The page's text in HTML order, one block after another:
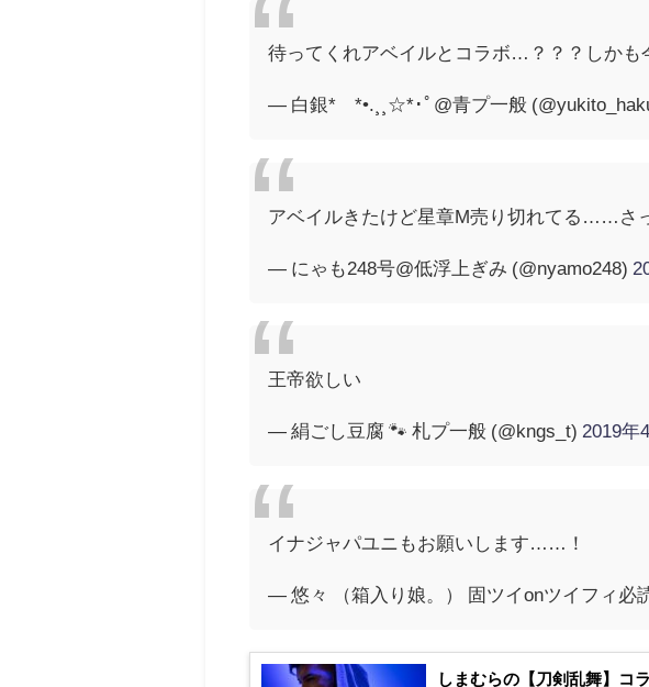
待ってくれアベイルとコラボ…？？？しか
— 白銀*¨*•.¸¸☆*･ﾟ@青プ一般
アベイルきたけど星章M売り切れてる……さ
— にゃも248号@低浮上ぎみ (@nyamo248)
王帝欲しい
— 絹ごし豆腐 🐾 札プ一般 (@kngs_t) 2019年
イナジャパユニもお願いします……！
— 悠々 （箱入り娘。） 固ツイonツイフィ必
しまむらの【刀剣乱舞】コ